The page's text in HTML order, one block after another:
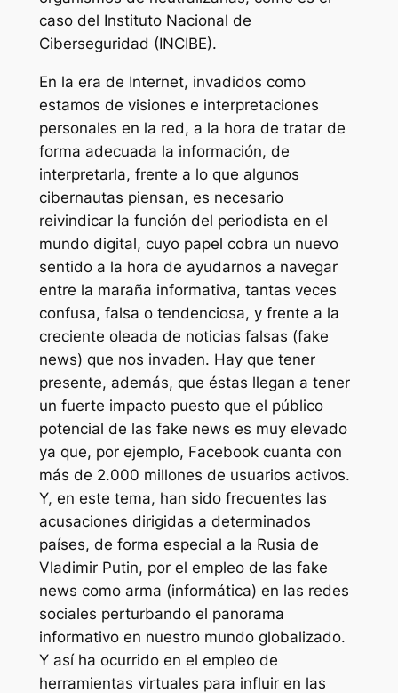
caso del Instituto Nacional de
Ciberseguridad (INCIBE).
En la era de Internet, invadidos como
estamos de visiones e interpretaciones
personales en la red, a la hora de tratar de
forma adecuada la información, de
interpretarla, frente a lo que algunos
cibernautas piensan, es necesario
reivindicar la función del periodista en el
mundo digital, cuyo papel cobra un nuevo
sentido a la hora de ayudarnos a navegar
entre la maraña informativa, tantas veces
confusa, falsa o tendenciosa, y frente a la
creciente oleada de noticias falsas (fake
news) que nos invaden. Hay que tener
presente, además, que éstas llegan a tener
un fuerte impacto puesto que el público
potencial de las fake news es muy elevado
ya que, por ejemplo, Facebook cuanta con
más de 2.000 millones de usuarios activos.
Y, en este tema, han sido frecuentes las
acusaciones dirigidas a determinados
países, de forma especial a la Rusia de
Vladimir Putin, por el empleo de las fake
news como arma (informática) en las redes
sociales perturbando el panorama
informativo en nuestro mundo globalizado.
Y así ha ocurrido en el empleo de
herramientas virtuales para influir en las